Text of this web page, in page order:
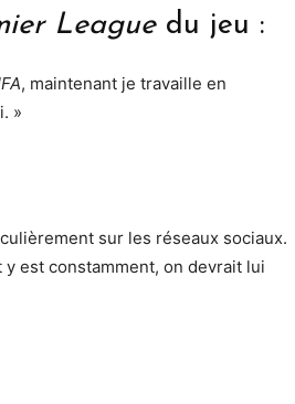
Leaguedu jeu :
, maintenant je travaille en
»
sur les réseaux sociaux.
est constamment, on devrait lui